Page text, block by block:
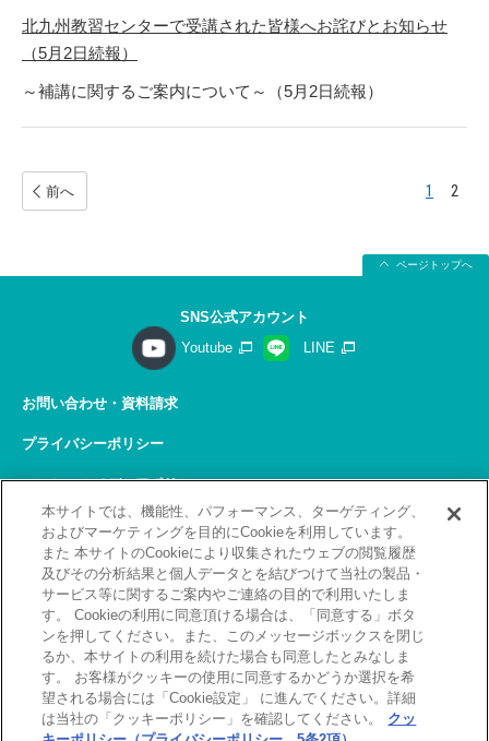
北九州教習センターで受講された皆様へお詫びとお知らせ
（5月2日続報）
～補講に関するご案内について～（5月2日続報）
前へ 1 2
ページトップへ
SNS公式アカウント
Youtube
LINE
お問い合わせ・資料請求
プライバシーポリシー
ソーシャルメディアポリシー
サイトの利用について
サイトマップ
関連リンク
採用情報
Copyright(C) 2026 Kobelco Training Services Co,.Ltd.
All rights reserved.
本サイトでは、機能性、パフォーマンス、ターゲティング、
およびマーケティングを目的にCookieを利用しています。
また 本サイトのCookieにより収集されたウェブの閲覧履歴
及びその分析結果と個人データとを結びつけて当社の製品・
サービス等に関するご案内やご連絡の目的で利用いたしま
す。 Cookieの利用に同意頂ける場合は、「同意する」ボタ
ンを押してください。また、このメッセージボックスを閉じ
るか、本サイトの利用を続けた場合も同意したとみなしま
す。 お客様がクッキーの使用に同意するかどうか選択を希
望される場合には「Cookie設定」 に進んでください。詳細
は当社の「クッキーポリシー」を確認してください。
クッ